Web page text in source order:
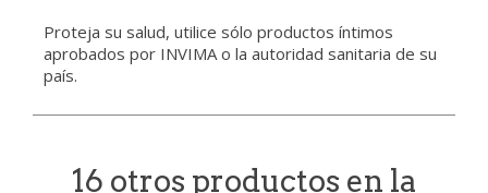
Proteja su salud, utilice sólo productos íntimos
aprobados por INVIMA o la autoridad sanitaria de su
país.
16 otros productos en la